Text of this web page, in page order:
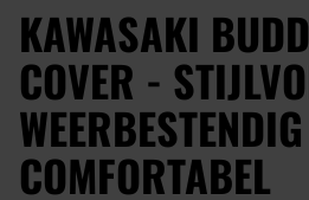
KAWASAKI
COVER -
COMFORTABEL